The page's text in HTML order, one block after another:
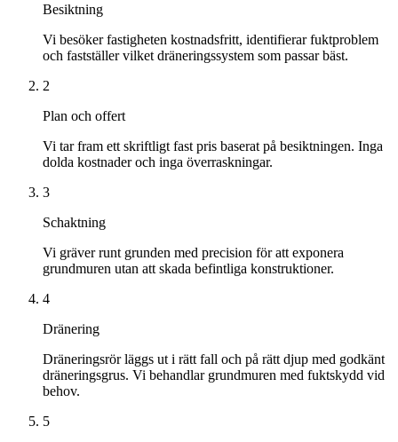
Besiktning
Vi besöker fastigheten kostnadsfritt, identifierar fuktproblem
och fastställer vilket dräneringssystem som passar bäst.
2
Plan och offert
Vi tar fram ett skriftligt fast pris baserat på besiktningen. Inga
dolda kostnader och inga överraskningar.
3
Schaktning
Vi gräver runt grunden med precision för att exponera
grundmuren utan att skada befintliga konstruktioner.
4
Dränering
Dräneringsrör läggs ut i rätt fall och på rätt djup med godkänt
dräneringsgrus. Vi behandlar grundmuren med fuktskydd vid
behov.
5